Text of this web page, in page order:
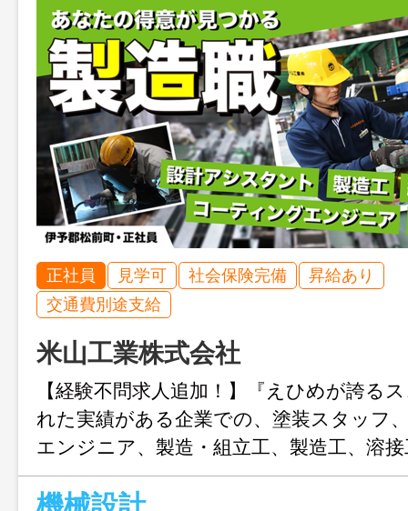
正社員 見学可 社会保険完備
昇給あり
交通費別途支給
米山工業株式会社
【経験不問求人追加！】『えひめが誇る
れた実績がある企業での、塗装スタッフ
エンジニア、製造・組立工、製造工、溶
タント、機械設計の募集です。想定年収
で、将来安泰のスキルが身に付きます◎